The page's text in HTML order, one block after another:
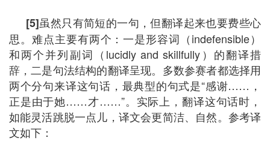
[5]虽然只有简短的一句，但翻译起来也要费些心
思。难点主要有两个：一是形容词（indefensible）
和两个并列副词（lucidly and skillfully）的翻译措
辞，二是句法结构的翻译呈现。多数参赛者都选择用
两个分句来译这句话，最典型的句式是“感谢……，
正是由于她……才……”。实际上，翻译这句话时，
如能灵活跳脱一点儿，译文会更简洁、自然。参考译
文如下：